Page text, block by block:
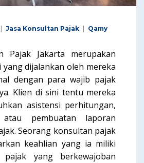
Jasa Konsultan Pajak
Qamy
Pajak Jakarta merupakan
dijalankan oleh mereka
dengan para wajib pajak
Klien di sini tentu mereka
asistensi perhitungan,
atau pembuatan laporan
Seorang konsultan pajak
keahlian yang ia miliki
yang berkewajoban